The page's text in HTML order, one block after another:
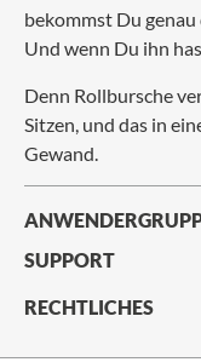
bekommst Du
Und wenn Du ihn
Denn Rollbursche
Sitzen, und das in
Gewand.
SUPPORT
RECHTLICHES